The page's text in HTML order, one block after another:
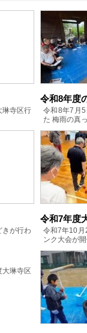
琳寺区行
令和8年度
令和8年7月
た 梅雨の真
きが行わ
令和7年度
令和7年10月
ンク大会が
琳寺区